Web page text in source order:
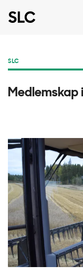
SLC
Medlemskap